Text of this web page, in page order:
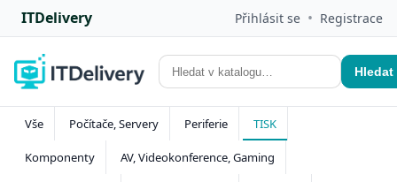
ITDelivery Přihlásit se • Registrace
Hledat
Vše Počítače, Servery Periferie TISK
Komponenty AV, Videokonference, Gaming